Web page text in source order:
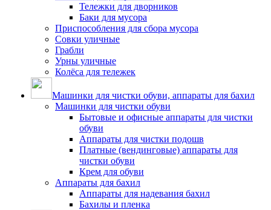
Тележки для дворников
Баки для мусора
Приспособления для сбора мусора
Совки уличные
Грабли
Урны уличные
Колёса для тележек
Машинки для чистки обуви, аппараты для бахил
Машинки для чистки обуви
Бытовые и офисные аппараты для чистки
обуви
Аппараты для чистки подошв
Платные (вендинговые) аппараты для
чистки обуви
Крем для обуви
Аппараты для бахил
Аппараты для надевания бахил
Бахилы и пленка